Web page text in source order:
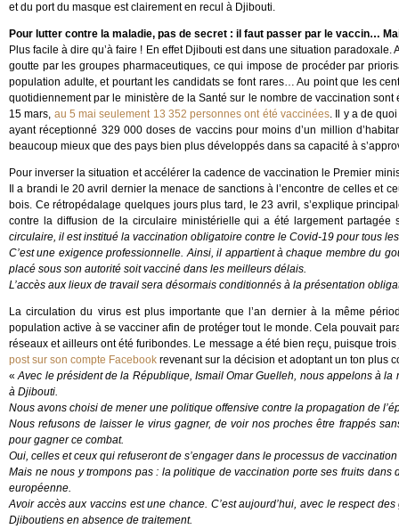
et du port du masque est clairement en recul à Djibouti.
Pour lutter contre la maladie, pas de secret : il faut passer par le vaccin…
Plus facile à dire qu’à faire ! En effet Djibouti est dans une situation
goutte par les groupes pharmaceutiques, ce qui impose de procéder par
population adulte, et pourtant les candidats se font rares… Au point que les
quotidiennement par le ministère de la Santé sur le nombre de vaccination
15 mars, au 5 mai seulement 13 352 personnes ont été vaccinées. Il y a de
ayant réceptionné 329 000 doses de vaccins pour moins d’un million
beaucoup mieux que des pays bien plus développés dans sa capacité à
Pour inverser la situation et accélérer la cadence de vaccination le Premier
Il a brandi le 20 avril dernier la menace de sanctions à l’encontre de celles et
bois. Ce rétropédalage quelques jours plus tard, le 23 avril, s’explique
contre la diffusion de la circulaire ministérielle qui a été largement
circulaire, il est institué la vaccination obligatoire contre le Covid-19 pour tous
C’est une exigence professionnelle. Ainsi, il appartient à chaque membre du
placé sous son autorité soit vacciné dans les meilleurs délais.
L’accès aux lieux de travail sera désormais conditionnés à la présentation
La circulation du virus est plus importante que l’an dernier à la même
population active à se vacciner afin de protéger tout le monde. Cela pouvait
réseaux et ailleurs ont été furibondes. Le message a été bien reçu, puisque
post sur son compte Facebook revenant sur la décision et adoptant un ton plus
«Avec le président de la République, Ismail Omar Guelleh, nous appelons à
à Djibouti.
Nous avons choisi de mener une politique offensive contre la propagation de
Nous refusons de laisser le virus gagner, de voir nos proches être frappés
pour gagner ce combat.
Oui, celles et ceux qui refuseront de s’engager dans le processus de
Mais ne nous y trompons pas : la politique de vaccination porte ses fruits
européenne.
Avoir accès aux vaccins est une chance. C’est aujourd’hui, avec le respect
Djiboutiens en absence de traitement.